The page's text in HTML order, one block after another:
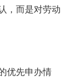
，而是对劳动
优先申办情